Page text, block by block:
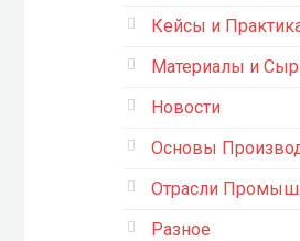
Кейсы и
Материалы и
Новости
Основы
Отрасли
Разное